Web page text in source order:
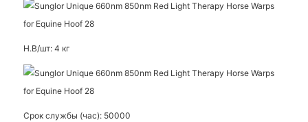
Н.В/шт: 4 кг
Срок службы (час): 50000